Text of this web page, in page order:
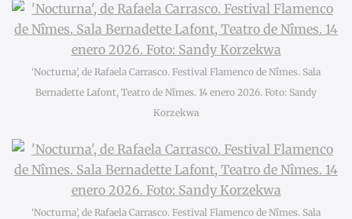
‘Nocturna’, de Rafaela Carrasco. Festival Flamenco de Nîmes. Sala
Bernadette Lafont, Teatro de Nîmes. 14 enero 2026. Foto: Sandy
Korzekwa
‘Nocturna’, de Rafaela Carrasco. Festival Flamenco de Nîmes. Sala